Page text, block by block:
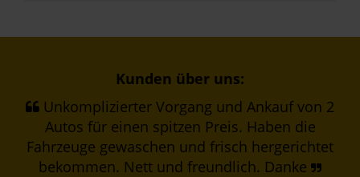
Kunden über uns:
Unkomplizierter Vorgang und Ankauf von 2
Autos für einen spitzen Preis. Haben die
Fahrzeuge gewaschen und frisch hergerichtet
bekommen. Nett und freundlich. Danke